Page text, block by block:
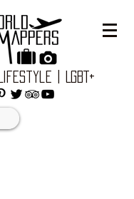
| LGBT+